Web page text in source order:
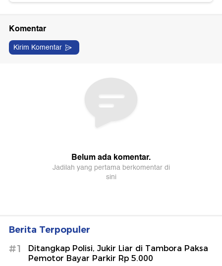
Berita Terpopuler
#1
Ditangkap Polisi, Jukir Liar di Tambora Paksa
Pemotor Bayar Parkir Rp 5.000